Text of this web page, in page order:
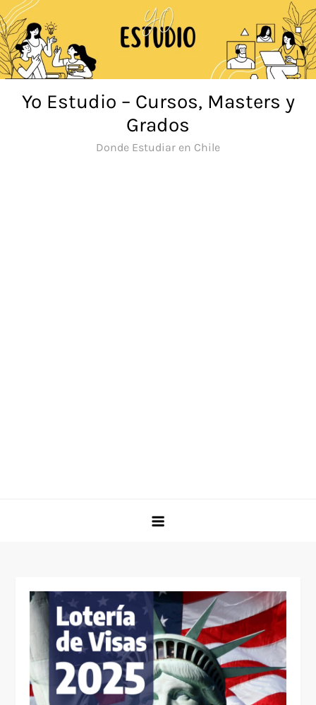
Saltar
al
contenido
Yo Estudio – Cursos, Masters y
Grados
Donde Estudiar en Chile